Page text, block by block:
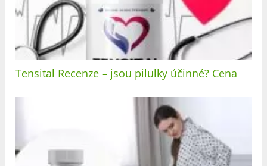
Tensital Recenze – jsou pilulky účinné? Cena